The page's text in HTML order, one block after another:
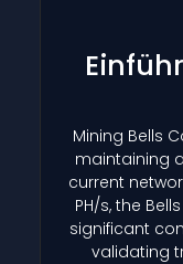
Mining Bells
maintaining
current
PH/s, the
significant
validating